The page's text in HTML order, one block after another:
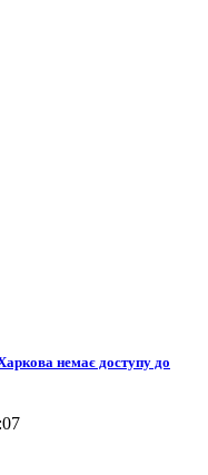
немає доступу до